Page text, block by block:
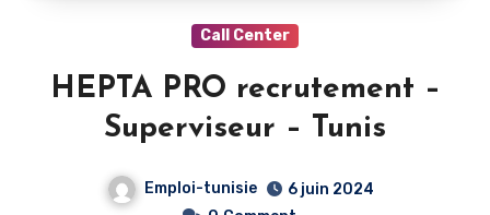
Call Center
HEPTA PRO recrutement –
Superviseur – Tunis
Emploi-tunisie
6 juin 2024